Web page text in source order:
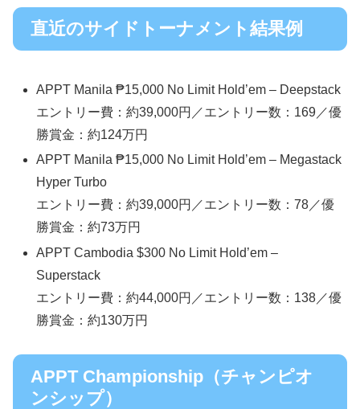
直近のサイドトーナメント結果例
APPT Manila ₱15,000 No Limit Hold’em – Deepstack
エントリー費：約39,000円／エントリー数：169／優
勝賞金：約124万円
APPT Manila ₱15,000 No Limit Hold’em – Megastack
Hyper Turbo
エントリー費：約39,000円／エントリー数：78／優
勝賞金：約73万円
APPT Cambodia $300 No Limit Hold’em –
Superstack
エントリー費：約44,000円／エントリー数：138／優
勝賞金：約130万円
APPT Championship（チャンピオ
ンシップ）